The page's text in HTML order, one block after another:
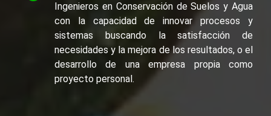
Ingenieros en Conservación de Suelos y Agua
con la capacidad de innovar procesos y
sistemas buscando la satisfacción de
necesidades y la mejora de los resultados, o el
desarrollo de una empresa propia como
proyecto personal.